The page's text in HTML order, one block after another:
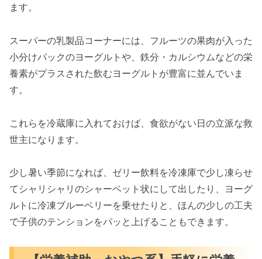
ます。
スーパーの乳製品コーナーには、フルーツの果肉が入った
小分けパックのヨーグルトや、鉄分・カルシウムなどの栄
養素がプラスされた飲むヨーグルトが豊富に並んでいま
す。
これらを冷蔵庫に入れておけば、食欲がない日の立派な救
世主になります。
少し暑い季節になれば、ゼリー飲料を冷凍庫で少し凍らせ
てシャリシャリのシャーベット状にして出したり、ヨーグ
ルトに冷凍ブルーベリーを乗せたりと、ほんの少しの工夫
で子供のテンションをパッと上げることもできます。